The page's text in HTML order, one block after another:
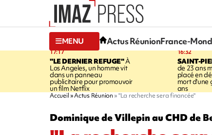
MENU Actus RéunionFrance-
17:17
"LE DERNIER REFUGE"À
Los Angeles, un homme vit
dans un panneau
publicitaire pour promouvoir
un film Netflix
16:32
SAINT-
de 23 ans
placé en
mort d'une
ans
Accueil Actus Réunion "La recherche sera financée"
Dominique de Villepin au CHD de